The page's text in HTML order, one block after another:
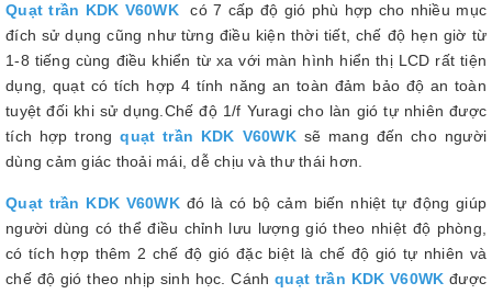
Quạt trần KDK V60WK
có 7 cấp độ gió phù hợp cho nhiều mục
đích sử dụng cũng như từng điều kiện thời tiết, chế độ hẹn giờ từ
1-8 tiếng cùng điều khiển từ xa với màn hình hiển thị LCD rất tiện
dụng, quạt có tích hợp 4 tính năng an toàn đảm bảo độ an toàn
tuyệt đối khi sử dụng.Chế độ 1/f Yuragi cho làn gió tự nhiên được
tích hợp trongquạt trần KDK V60WK sẽ mang đến cho người
dùng cảm giác thoải mái, dễ chịu và thư thái hơn.
Quạt trần KDK V60WK đó là có bộ cảm biến nhiệt tự động giúp
người dùng có thể điều chỉnh lưu lượng gió theo nhiệt độ phòng,
có tích hợp thêm 2 chế độ gió đặc biệt là chế độ gió tự nhiên và
chế độ gió theo nhịp sinh học. Cánh quạt trần KDK V60WK được